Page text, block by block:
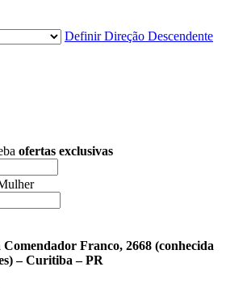
Definir Direção Descendente
ofertas exclusivas
Franco, 2668 (conhecida
– Curitiba – PR